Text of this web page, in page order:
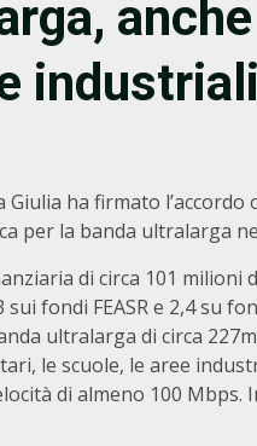
Giulia ha firmato
per la banda ultralarga
di circa 101 milioni
sui fondi FEASR e 2,4 su
ultralarga di circa
le scuole, le aree
di almeno 100